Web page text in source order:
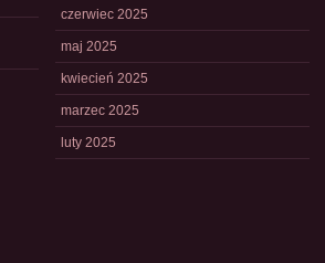
czerwiec 2025
maj 2025
kwiecień 2025
marzec 2025
luty 2025